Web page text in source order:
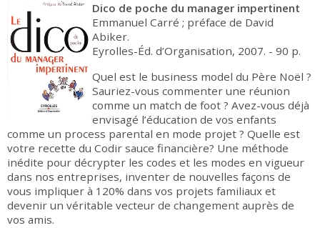
Dico de poche du manager impertinent
Emmanuel Carré ; préface de David
Abiker.
Eyrolles-Éd. d’Organisation, 2007. - 90 p.
Quel est le business model du Père Noël ?
Sauriez-vous commenter une réunion
comme un match de foot ? Avez-vous déjà
envisagé l’éducation de vos enfants
comme un process parental en mode projet ? Quelle est
votre recette du Codir sauce financière? Une méthode
inédite pour décrypter les codes et les modes en vigueur
dans nos entreprises, inventer de nouvelles façons de
vous impliquer à 120% dans vos projets familiaux et
devenir un véritable vecteur de changement auprès de
vos amis.